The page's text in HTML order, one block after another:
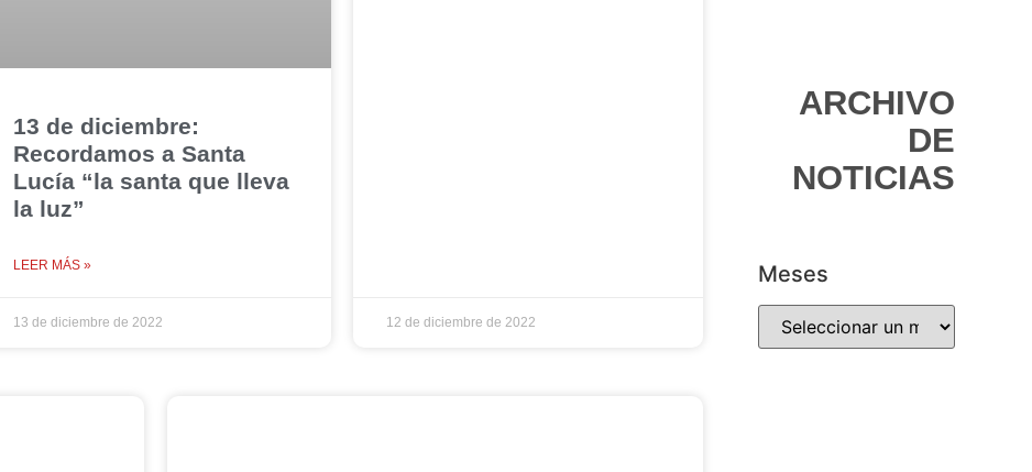
13 de diciembre:
Recordamos a Santa
Lucía “la santa que lleva
la luz”
LEER MÁS »
13 de diciembre de 2022 12 de diciembre de 2022
ARCHIVO
DE
NOTICIAS
Meses